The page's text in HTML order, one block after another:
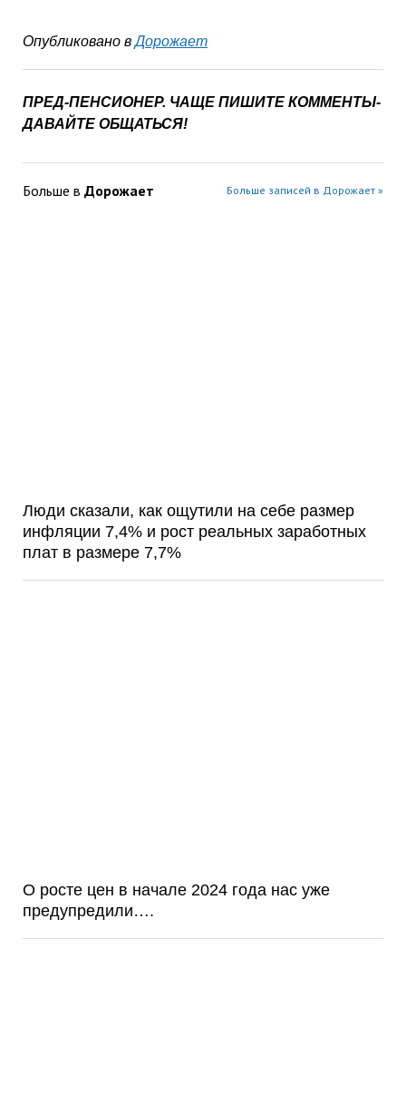
Опубликовано в Дорожает
ПРЕД-ПЕНСИОНЕР. ЧАЩЕ ПИШИТЕ КОММЕНТЫ-
ДАВАЙТЕ ОБЩАТЬСЯ!
Больше в Дорожает Больше записей в Дорожает »
Люди сказали, как ощутили на себе размер
инфляции 7,4% и рост реальных заработных
плат в размере 7,7%
О росте цен в начале 2024 года нас уже
предупредили….